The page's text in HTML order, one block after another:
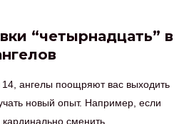
“четырнадцать” в
ангелы поощряют вас выходить
новый опыт. Например, если
сменить